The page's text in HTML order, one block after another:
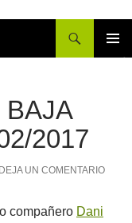
BAJA
2017
DEJA UN COMENTARIO
compañero Dani